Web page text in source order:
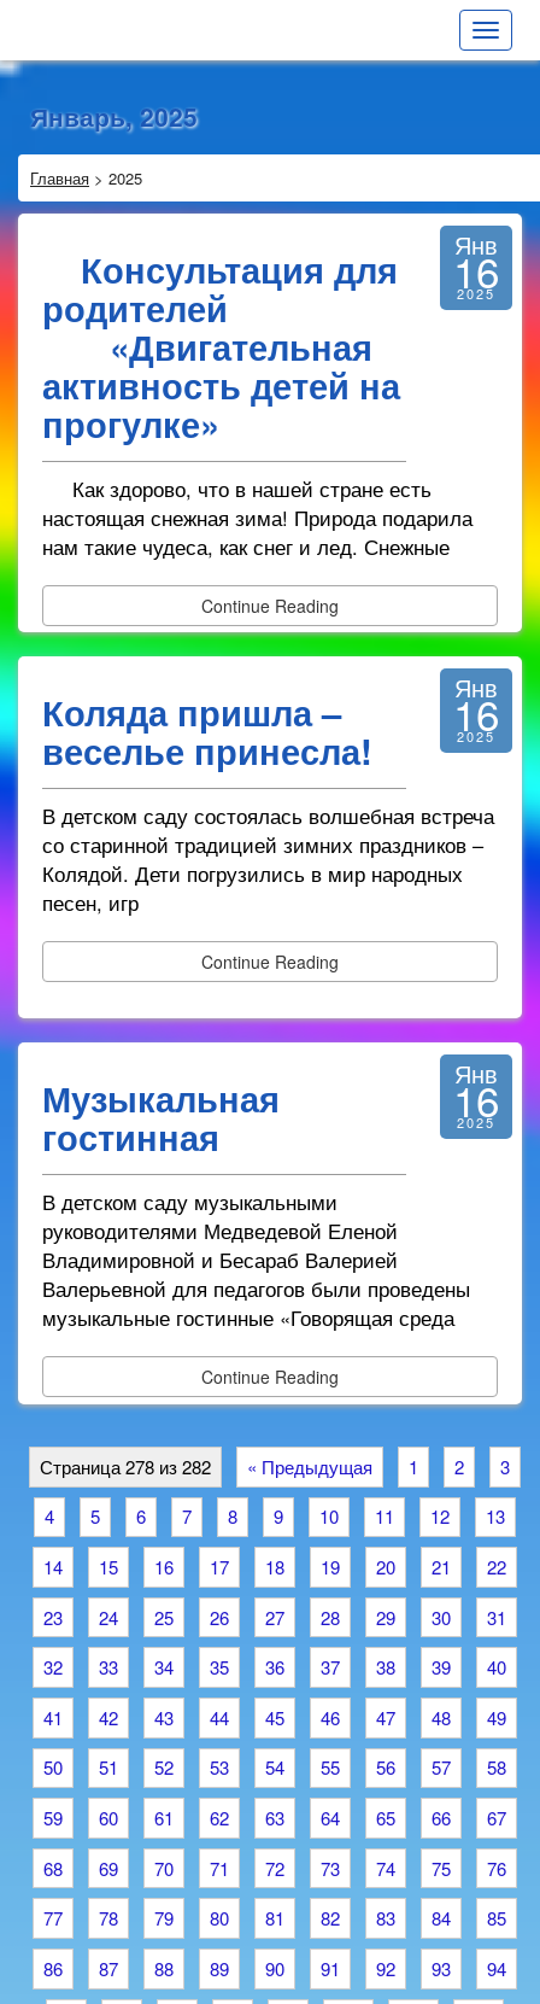
Toggle
Январь, 2025
Главная > 2025
Консультация для
родителей
«Двигательная
активность детей на
прогулке»
Янв
16
2025
Как здорово, что в нашей стране есть
настоящая снежная зима! Природа подарила
нам такие чудеса, как снег и лед. Снежные
Continue Reading
Коляда пришла –
веселье принесла!
Янв
16
2025
В детском саду состоялась волшебная встреча
со старинной традицией зимних праздников –
Колядой. Дети погрузились в мир народных
песен, игр
Continue Reading
Музыкальная
гостинная
Янв
16
2025
В детском саду музыкальными
руководителями Медведевой Еленой
Владимировной и Бесараб Валерией
Валерьевной для педагогов были проведены
музыкальные гостинные «Говорящая среда
Continue Reading
Страница 278 из 282 « Предыдущая 1 2
3
4
5 6 7 8 9 10 11 12
13
14
15 16 17 18 19 20 21
22
23
24 25 26 27 28 29 30
31
32
33 34 35 36 37 38 39
40
41
42 43 44 45 46 47 48
49
50
51 52 53 54 55 56 57
58
59
60 61 62 63 64 65 66
67
68
69 70 71 72 73 74 75
76
77
78 79 80 81 82 83 84
85
86
87 88 89 90 91 92 93
94